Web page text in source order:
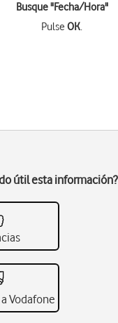
Busque "Fecha/Hora"
PulseOK.
útil esta información?
Vodafone